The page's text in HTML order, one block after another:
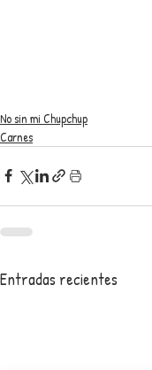
No sin mi Chupchup
Carnes
Entradas recientes